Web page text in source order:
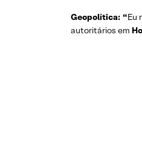
Geopolítica: “Eu
autoritários em